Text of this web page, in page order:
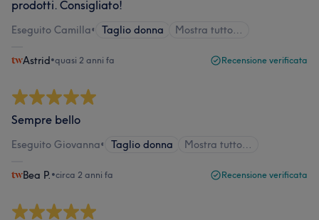
prodotti. Consigliato!
Eseguito Camilla• Taglio donna Mostra tutto…
Astrid •quasi 2 anni fa Recensione verificata
Sempre bello
Eseguito Giovanna• Taglio donna Mostra tutto…
Bea P. •circa 2 anni fa Recensione verificata